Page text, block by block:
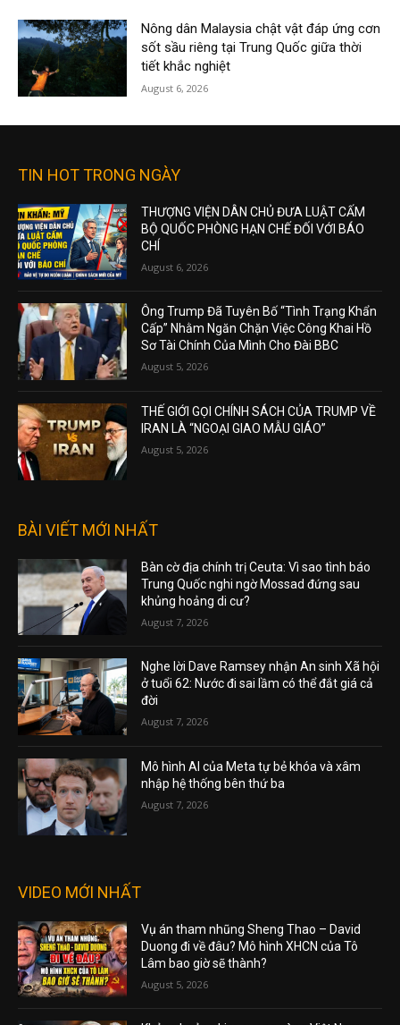
Nông dân Malaysia chật vật đáp ứng cơn
sốt sầu riêng tại Trung Quốc giữa thời
tiết khắc nghiệt
August 6, 2026
TIN HOT TRONG NGÀY
THƯỢNG VIỆN DÂN CHỦ ĐƯA LUẬT CẤM
BỘ QUỐC PHÒNG HẠN CHẾ ĐỐI VỚI BÁO
CHÍ
August 6, 2026
Ông Trump Đã Tuyên Bố “Tình Trạng Khẩn
Cấp” Nhằm Ngăn Chặn Việc Công Khai Hồ
Sơ Tài Chính Của Mình Cho Đài BBC
August 5, 2026
THẾ GIỚI GỌI CHÍNH SÁCH CỦA TRUMP VỀ
IRAN LÀ “NGOẠI GIAO MẪU GIÁO”
August 5, 2026
BÀI VIẾT MỚI NHẤT
Bàn cờ địa chính trị Ceuta: Vì sao tình báo
Trung Quốc nghi ngờ Mossad đứng sau
khủng hoảng di cư?
August 7, 2026
Nghe lời Dave Ramsey nhận An sinh Xã hội
ở tuổi 62: Nước đi sai lầm có thể đắt giá cả
đời
August 7, 2026
Mô hình AI của Meta tự bẻ khóa và xâm
nhập hệ thống bên thứ ba
August 7, 2026
VIDEO MỚI NHẤT
Vụ án tham nhũng Sheng Thao – David
Duong đi về đâu? Mô hình XHCN của Tô
Lâm bao giờ sẽ thành?
August 5, 2026